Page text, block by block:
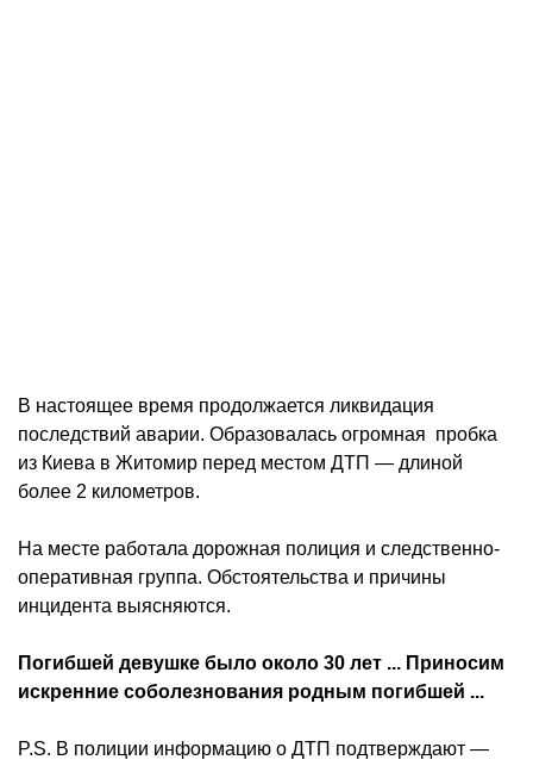
В настоящее время продолжается ликвидация
последствий аварии. Образовалась огромная пробка
из Киева в Житомир перед местом ДТП — длиной
более 2 километров.
На месте работала дорожная полиция и следственно-
оперативная группа. Обстоятельства и причины
инцидента выясняются.
Погибшей девушке было около 30 лет ... Приносим
искренние соболезнования родным погибшей ...
P.S. В полиции информацию о ДТП подтверждают —